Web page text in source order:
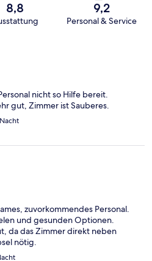
8,8 9,2
Personal & Service
nicht so Hilfe bereit.
gut, Zimmer ist Sauberes.
zuvorkommendes Personal.
und gesunden Optionen.
da das Zimmer direkt neben
nötig.